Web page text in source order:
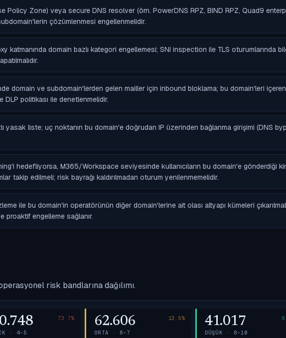
Policy Zone) veya secure DNS resolver (örn. PowerDNS RPZ, BIND RPZ, Quad9
çözümlenmesi engellenmelidir.
katmanında domain bazlı kategori engellemesi; SNI inspection ile TLS oturumlarında
domain ve subdomain'lerden gelen mailler için inbound bloklama; bu domain'leri içeren
DLP politikası ile denetlenmelidir.
yasak liste; uç noktanın bu domain'e doğrudan IP üzerinden bağlanma girişimi (DNS
hedefliyorsa, M365/Workspace seviyesinde kullanıcıların bu domain'e gönderdiği
takip edilmeli; risk bayrağı kaldırılmadan oturum yenilenmemelidir.
ile bu domain'in operatörünün diğer domain'lerine ait olası altyapı kümeleri
proaktif engelleme sağlanır.
risk bandlarına dağılımı.
· 4–5
62.606
ORTA · 6–7
41.017
DÜŞÜK · 8–10